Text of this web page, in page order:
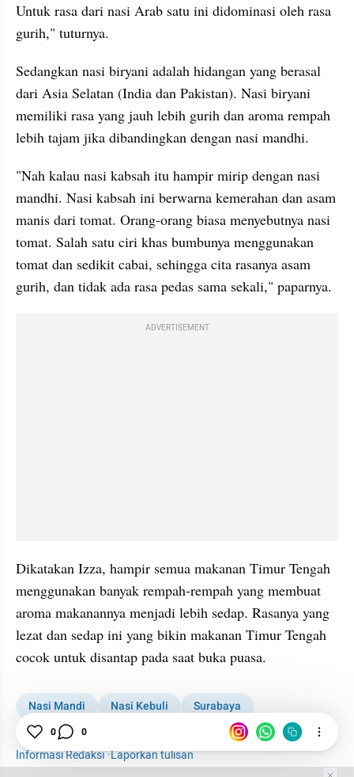
Untuk rasa dari nasi Arab satu ini didominasi oleh rasa
gurih," tuturnya.
Sedangkan nasi biryani adalah hidangan yang berasal
dari Asia Selatan (India dan Pakistan). Nasi biryani
memiliki rasa yang jauh lebih gurih dan aroma rempah
lebih tajam jika dibandingkan dengan nasi mandhi.
"Nah kalau nasi kabsah itu hampir mirip dengan nasi
mandhi. Nasi kabsah ini berwarna kemerahan dan asam
manis dari tomat. Orang-orang biasa menyebutnya nasi
tomat. Salah satu ciri khas bumbunya menggunakan
tomat dan sedikit cabai, sehingga cita rasanya asam
gurih, dan tidak ada rasa pedas sama sekali," paparnya.
ADVERTISEMENT
Dikatakan Izza, hampir semua makanan Timur Tengah
menggunakan banyak rempah-rempah yang membuat
aroma makanannya menjadi lebih sedap. Rasanya yang
lezat dan sedap ini yang bikin makanan Timur Tengah
cocok untuk disantap pada saat buka puasa.
Nasi Mandi Nasi Kebuli
Surabaya
Berbuka puasa
Kuliner
Informasi Redaksi·Laporkan tulisan
0 0